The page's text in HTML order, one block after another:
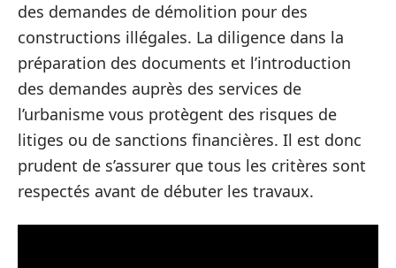
des demandes de démolition pour des
constructions illégales. La diligence dans la
préparation des documents et l’introduction
des demandes auprès des services de
l’urbanisme vous protègent des risques de
litiges ou de sanctions financières. Il est donc
prudent de s’assurer que tous les critères sont
respectés avant de débuter les travaux.